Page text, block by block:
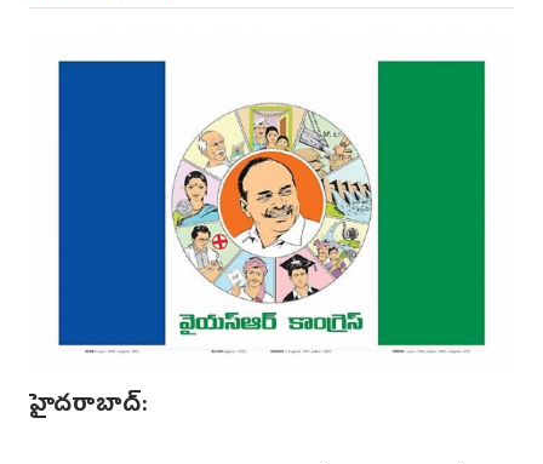
హైదరాబాద్: